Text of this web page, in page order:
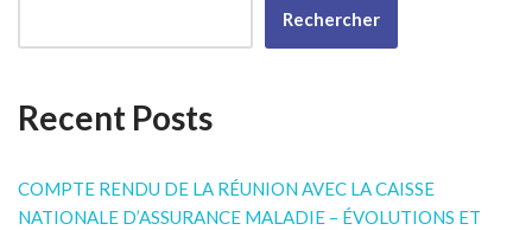
Rechercher
Recent Posts
COMPTE RENDU DE LA RÉUNION AVEC LA CAISSE
NATIONALE D’ASSURANCE MALADIE – ÉVOLUTIONS ET